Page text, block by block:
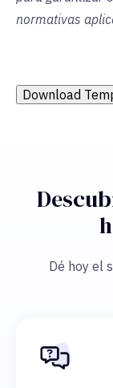
normativas
Download
Dé hoy el